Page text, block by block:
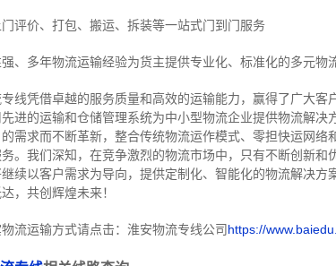
评价、打包、搬运、拆装等一站式门到门服务
、多年物流运输经验为货主提供专业化、标准化的多元物
线凭借卓越的服务质量和高效的运输能力，赢得了广大客
进的运输和仓储管理系统为中小型物流企业提供物流解
需求而不断革新，整合传统物流运作模式、零担快运网
。 我们深知，在竞争激烈的物流市场中，只有不断创新和
续以客户需求为导向，提供定制化、智能化的物流解决
，共创辉煌未来！
流运输方式请点击：淮安物流专线公司https://